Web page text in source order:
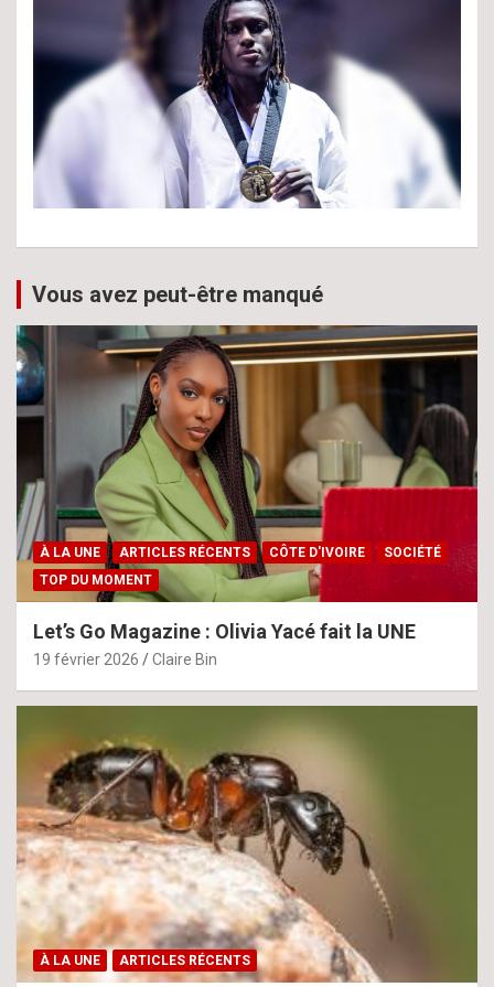
Vous avez peut-être manqué
À LA UNE ARTICLES RÉCENTS CÔTE D'IVOIRE
SOCIÉTÉ
TOP DU MOMENT
Let’s Go Magazine : Olivia Yacé fait la UNE
19 février 2026 Claire Bin
À LA UNE ARTICLES RÉCENTS